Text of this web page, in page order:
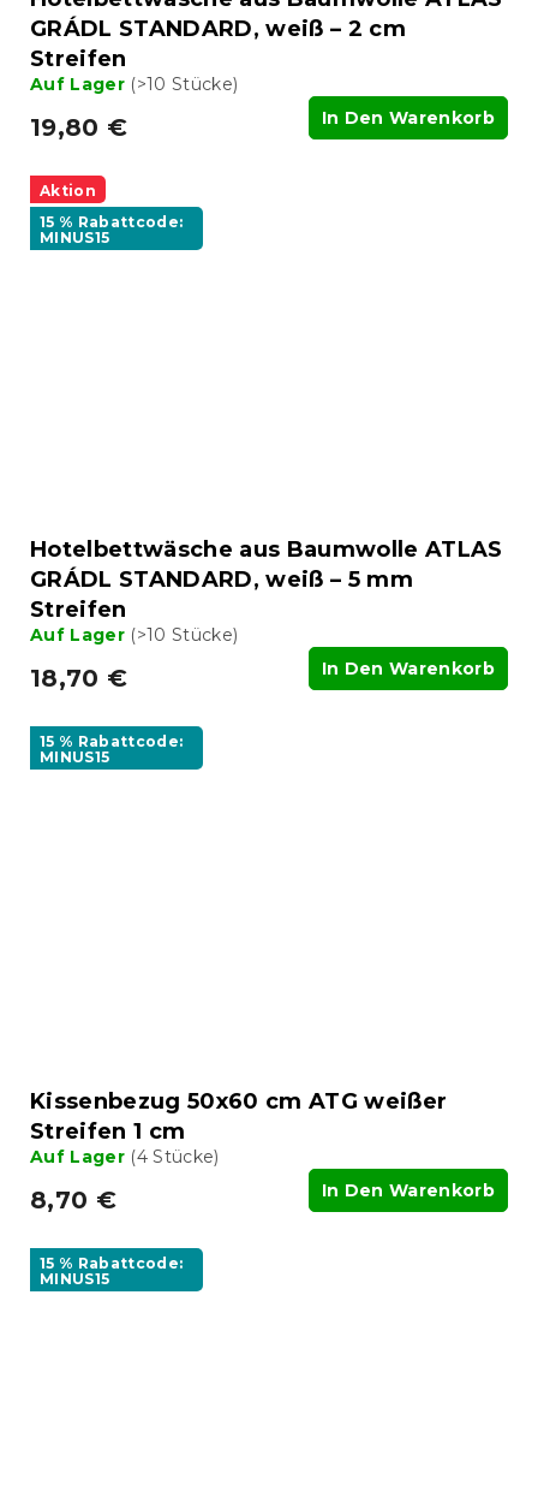
GRÁDL STANDARD, weiß – 2 cm
Streifen
Auf Lager (>10 Stücke)
19,80 € In Den Warenkorb
Aktion
15 % Rabattcode:
MINUS15
Hotelbettwäsche aus Baumwolle ATLAS
GRÁDL STANDARD, weiß – 5 mm
Streifen
Auf Lager (>10 Stücke)
18,70 € In Den Warenkorb
15 % Rabattcode:
MINUS15
Kissenbezug 50x60 cm ATG weißer
Streifen 1 cm
Auf Lager (4 Stücke)
8,70 € In Den Warenkorb
15 % Rabattcode:
MINUS15